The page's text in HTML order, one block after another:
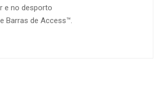
e no desporto
Barras de Access™.